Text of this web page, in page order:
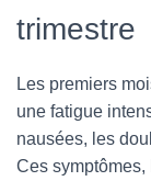
trimestre
Les premiers
une fatigue
nausées, les
Ces